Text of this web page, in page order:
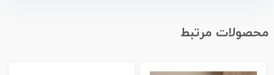
محصولات مرتبط